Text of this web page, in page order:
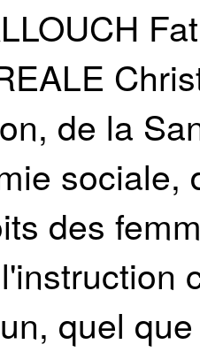
de la
sociale,
des
quel